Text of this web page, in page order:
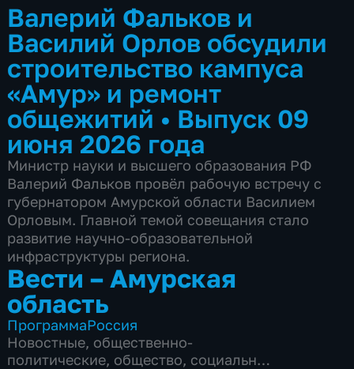
Валерий Фальков и
Василий Орлов обсудили
строительство кампуса
«Амур» и ремонт
общежитий • Выпуск 09
июня 2026 года
Министр науки и высшего образования РФ
Валерий Фальков провёл рабочую встречу с
губернатором Амурской области Василием
Орловым. Главной темой совещания стало
развитие научно-образовательной
инфраструктуры региона.
Вести – Амурская
область
ПрограммаРоссия
Новостные, общественно-
политические, общество, социально-